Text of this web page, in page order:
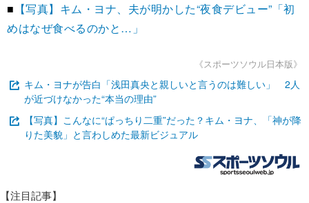
■ 【写真】キム・ヨナ、夫が明かした“夜食デビュー”「初
めはなぜ食べるのかと…」
《スポーツソウル日本版》
キム・ヨナが告白「浅田真央と親しいと言うのは難しい」 2人
が近づけなかった“本当の理由”
【写真】こんなに“ぱっちり二重”だった？キム・ヨナ、「神が降
りた美貌」と言わしめた最新ビジュアル
【注目記事】